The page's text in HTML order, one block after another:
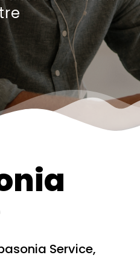
Service,